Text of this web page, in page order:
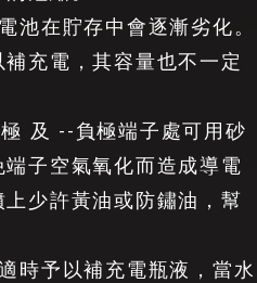
池在貯存中會逐漸劣化。
充電，其容量也不一定
及 --負極端子處可用砂
子空氣氧化而造成導電
少許黃油或防鏽油，幫
時予以補充電瓶液，當水